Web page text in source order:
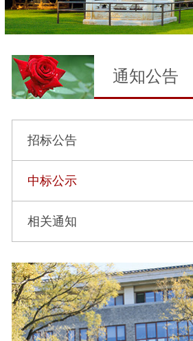
通知公告
招标公告
中标公示
相关通知